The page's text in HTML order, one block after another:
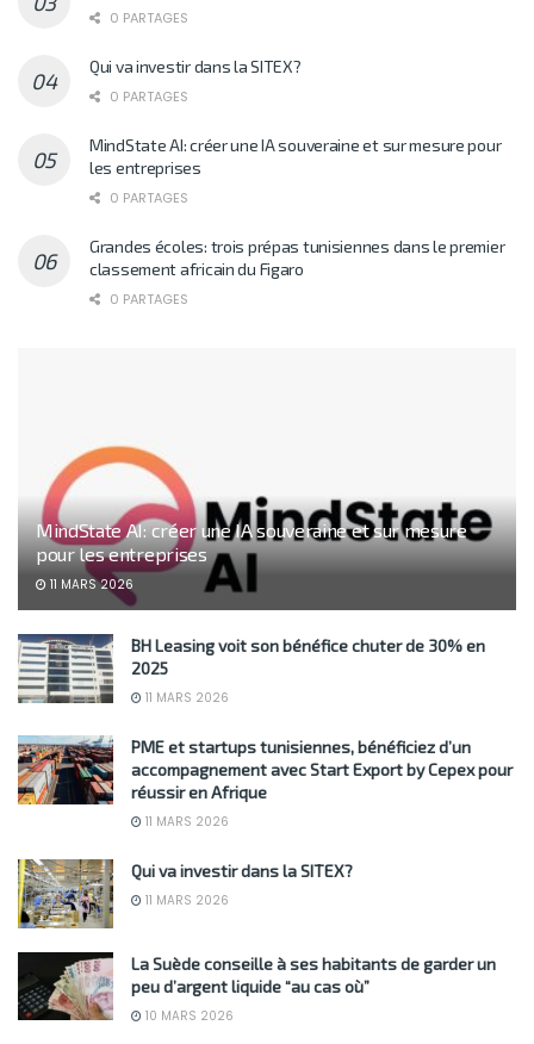
0 PARTAGES
Qui va investir dans la SITEX?
0 PARTAGES
MindState AI: créer une IA souveraine et sur mesure pour
les entreprises
0 PARTAGES
Grandes écoles: trois prépas tunisiennes dans le premier
classement africain du Figaro
0 PARTAGES
MindState AI: créer une IA souveraine et sur mesure
pour les entreprises
11 MARS 2026
BH Leasing voit son bénéfice chuter de 30% en
2025
11 MARS 2026
PME et startups tunisiennes, bénéficiez d’un
accompagnement avec Start Export by Cepex pour
réussir en Afrique
11 MARS 2026
Qui va investir dans la SITEX?
11 MARS 2026
La Suède conseille à ses habitants de garder un
peu d’argent liquide “au cas où”
10 MARS 2026